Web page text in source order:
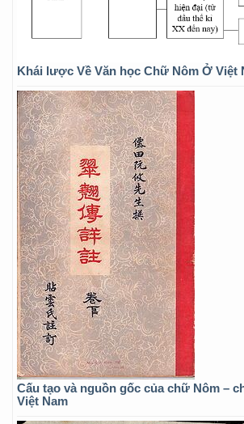
Khái lược Về Văn học Chữ Nôm Ở Việt
Cấu tạo và nguồn gốc của chữ Nôm –
Việt Nam